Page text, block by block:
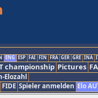
ENG ESP FAI FIN FRA GER GRE INA
championship Pictures
Elozahl
FIDE Spieler anmelden Elo